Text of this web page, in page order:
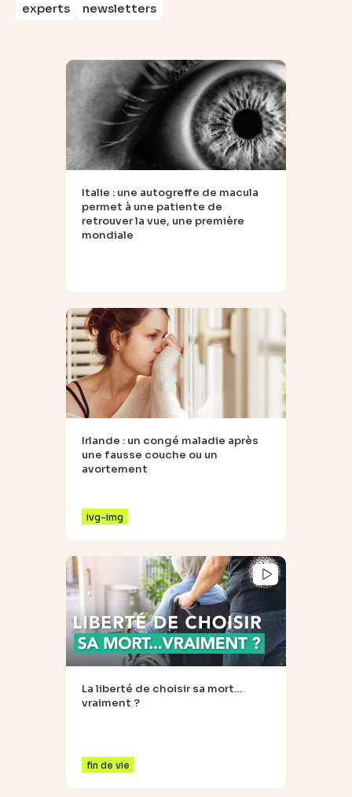
experts
newsletters
Italie : une autogreffe de macula
permet à une patiente de
retrouver la vue, une première
mondiale
Irlande : un congé maladie après
une fausse couche ou un
avortement
ivg-img
La liberté de choisir sa mort…
vraiment ?
fin de vie